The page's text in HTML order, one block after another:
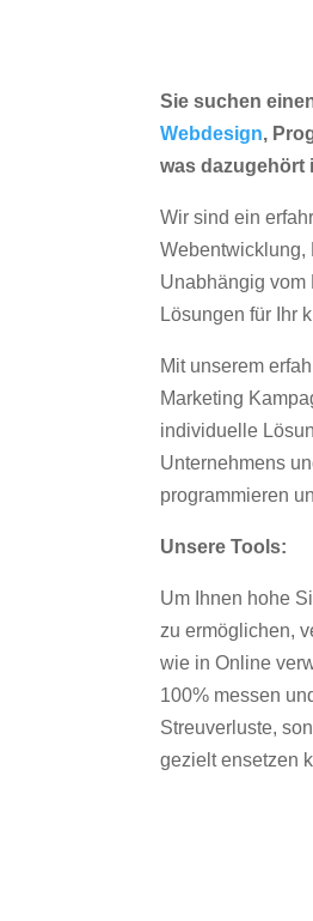
Sie suchen
Webdesign,
was dazugehört
Wir sind ein
Webentwicklung,
Unabhängig vom
Lösungen für Ihr
Mit unserem
Marketing
individuelle
Unternehmens
programmieren
Unsere Tools:
Um Ihnen hohe
zu ermöglichen,
wie in Online
100% messen
Streuverluste,
gezielt ensetzen